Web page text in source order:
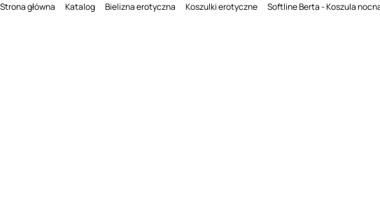
Strona główna Katalog Bielizna erotyczna Koszulki erotyczne Softline Berta - Koszula